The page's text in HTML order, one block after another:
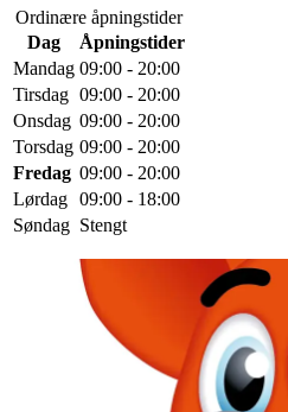
Ordinære åpningstider
Dag
Åpningstider
Mandag 09:00 - 20:00
Tirsdag 09:00 - 20:00
Onsdag 09:00 - 20:00
Torsdag 09:00 - 20:00
Fredag 09:00 - 20:00
Lørdag 09:00 - 18:00
Søndag Stengt